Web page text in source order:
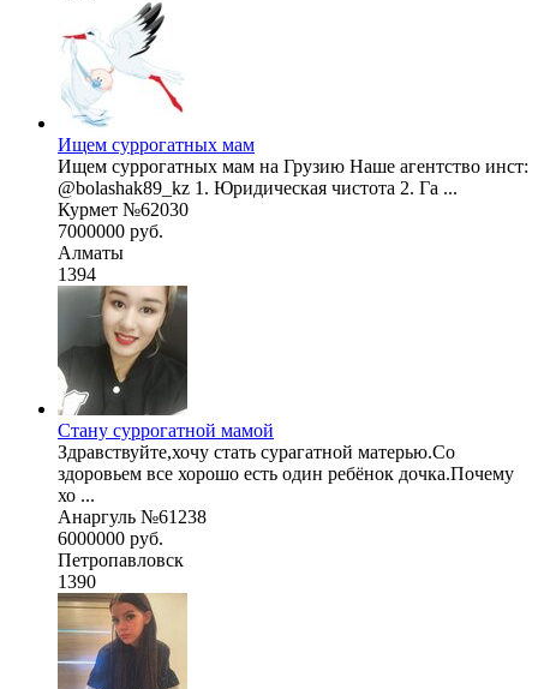
Ищем суррогатных мам
Ищем суррогатных мам на Грузию Наше агентство инст:
@bolashak89_kz 1. Юридическая чистота 2. Га ...
Курмет №62030
7000000 руб.
Алматы
1394
Стану суррогатной мамой
Здравствуйте,хочу стать сурагатной матерью.Со
здоровьем все хорошо есть один ребёнок дочка.Почему
хо ...
Анаргуль №61238
6000000 руб.
Петропавловск
1390